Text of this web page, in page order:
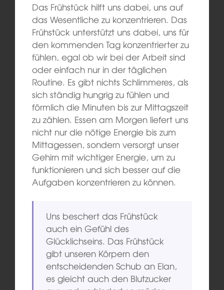
Das Frühstück hilft uns dabei, uns auf
das Wesentliche zu konzentrieren. Das
Frühstück unterstützt uns dabei, uns für
den kommenden Tag konzentrierter zu
fühlen, egal ob wir bei der Arbeit sind
oder einfach nur in der täglichen
Routine. Es gibt nichts Schlimmeres, als
sich ständig hungrig zu fühlen und
förmlich die Minuten bis zur Mittagszeit
zu zählen. Essen am Morgen liefert uns
nicht nur die nötige Energie bis zum
Mittagessen, sondern versorgt unser
Gehirn mit wichtiger Energie, um zu
funktionieren und sich besser auf die
Aufgaben konzentrieren zu können.
Uns beschert das Frühstück
auch ein Gefühl des
Glücklichseins. Das Frühstück
gibt unseren Körpern den
entscheidenden Schub an Elan,
es gleicht auch den Blutzucker